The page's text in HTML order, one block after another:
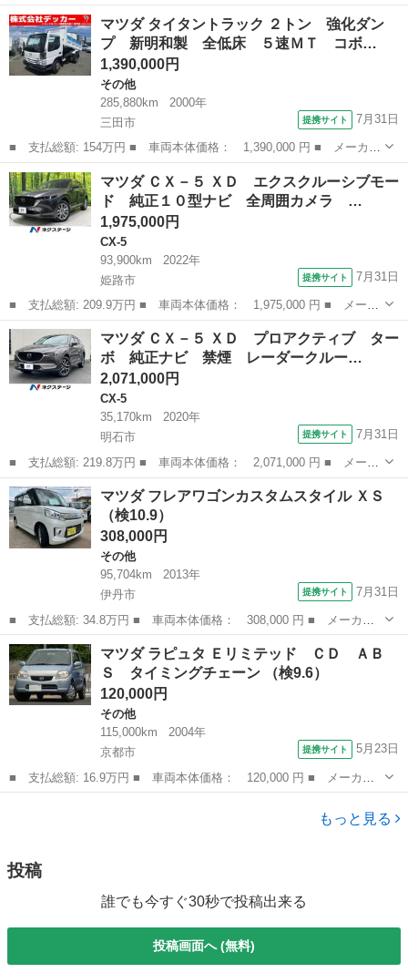
名： マツダ ■ 車種名： キャロルエコ ■ グレード名： ■ 排
気量： 660cc ■ ドア枚数： 5D ■ ミッション： CVT ■ ...
兵庫 三木市 その他
マツダ タイタントラック ２トン 強化ダン
プ 新明和製 全低床 ５速ＭＴ コボ…
1,390,000円
その他
285,880km
2000年
三田市
提携サイト 7月31日
■ 支払総額: 154万円 ■ 車両本体価格： 1,390,000 円 ■ メーカー
名： マツダ ■ 車種名： タイタントラック ■ グレード名： ２
トン 強化ダンプ 新明和製 全低床 ５速ＭＴ コボレーン 荷寸
３１０－１...
兵庫 三田市 その他
マツダ ＣＸ－５ ＸＤ エクスクルーシブモー
ド 純正１０型ナビ 全周囲カメラ …
1,975,000円
CX-5
93,900km
2022年
姫路市
提携サイト 7月31日
■ 支払総額: 209.9万円 ■ 車両本体価格： 1,975,000 円 ■ メーカ
ー名： マツダ ■ 車種名： ＣＸ－５ ■ グレード名： ＸＤ エ
クスクルーシブモード 純正１０型ナビ 全周囲カメラ ＢＯＳＥサ
ウンド ...
兵庫 姫路市 CX-5
マツダ ＣＸ－５ ＸＤ プロアクティブ ター
ボ 純正ナビ 禁煙 レーダークルー…
2,071,000円
CX-5
35,170km
2020年
明石市
提携サイト 7月31日
■ 支払総額: 219.8万円 ■ 車両本体価格： 2,071,000 円 ■ メーカ
ー名： マツダ ■ 車種名： ＣＸ－５ ■ グレード名： ＸＤ プ
ロアクティブ ターボ 純正ナビ 禁煙 レーダークルーズ 全周囲
カメラ ...
兵庫 明石市 CX-5
マツダ フレアワゴンカスタムスタイル ＸＳ
（検10.9）
308,000円
その他
95,704km
2013年
伊丹市
提携サイト 7月31日
■ 支払総額: 34.8万円 ■ 車両本体価格： 308,000 円 ■ メーカー
名： マツダ ■ 車種名： フレアワゴンカスタムスタイル ■ グレ
ード名： ＸＳ ■ 排気量： 660cc ■ ドア枚数： 5D ■ ミッシ...
兵庫 伊丹市 その他
マツダ ラピュタ Ｅリミテッド ＣＤ ＡＢ
Ｓ タイミングチェーン （検9.6）
120,000円
その他
115,000km
2004年
京都市
提携サイト 5月23日
■ 支払総額: 16.9万円 ■ 車両本体価格： 120,000 円 ■ メーカー
名： マツダ ■ 車種名： ラピュタ ■ グレード名： Ｅリミテッ
ド ＣＤ ＡＢＳ タイミングチェーン ■ 排気量： 660cc ■ ドア
もっと見る
投稿
誰でも今すぐ30秒で投稿出来る
投稿画面へ (無料)